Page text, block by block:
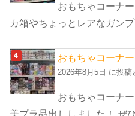
おもちゃコーナ
カ箱やちょっとレアなガン
おもちゃコーナ
2026年8月5日 に投稿
おもちゃコーナ